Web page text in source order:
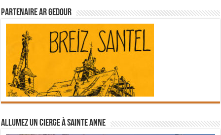
Partenaire Ar Gedour
Allumez un cierge à Sainte Anne